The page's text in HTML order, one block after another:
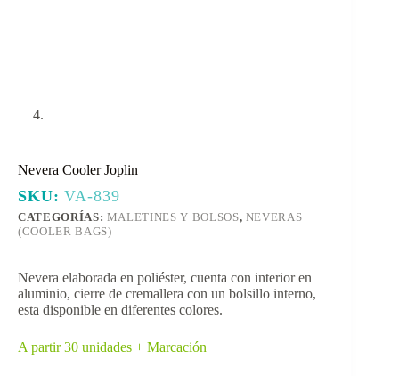
Nevera Cooler Joplin
SKU:VA-839
CATEGORÍAS: MALETINES Y BOLSOS, NEVERAS
(COOLER BAGS)
Nevera elaborada en poliéster, cuenta con interior en
aluminio, cierre de cremallera con un bolsillo interno,
esta disponible en diferentes colores.
A partir 30 unidades + Marcación